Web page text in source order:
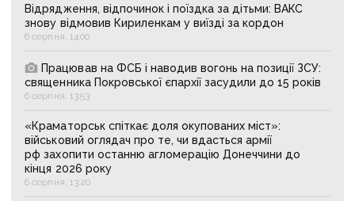
Відрядження, відпочинок і поїздка за дітьми: ВАКС
знову відмовив Кириленкам у виїзді за кордон
6 серпня, 14:00
Працював на ФСБ і наводив вогонь на позиції ЗСУ:
священника Покровської єпархії засудили до 15 років
6 серпня, 13:53
«Краматорськ спіткає доля окупованих міст»:
військовий оглядач про те, чи вдасться армії
рф захопити останню агломерацію Донеччини до
кінця 2026 року
6 серпня, 13:20